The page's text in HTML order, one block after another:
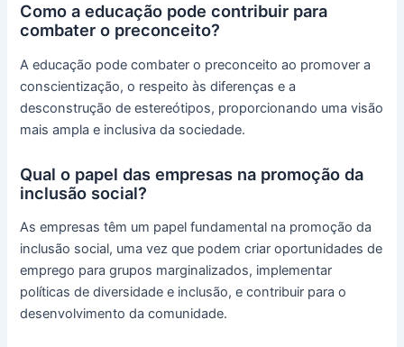
Como a educação pode contribuir para
combater o preconceito?
A educação pode combater o preconceito ao promover a
conscientização, o respeito às diferenças e a
desconstrução de estereótipos, proporcionando uma visão
mais ampla e inclusiva da sociedade.
Qual o papel das empresas na promoção da
inclusão social?
As empresas têm um papel fundamental na promoção da
inclusão social, uma vez que podem criar oportunidades de
emprego para grupos marginalizados, implementar
políticas de diversidade e inclusão, e contribuir para o
desenvolvimento da comunidade.